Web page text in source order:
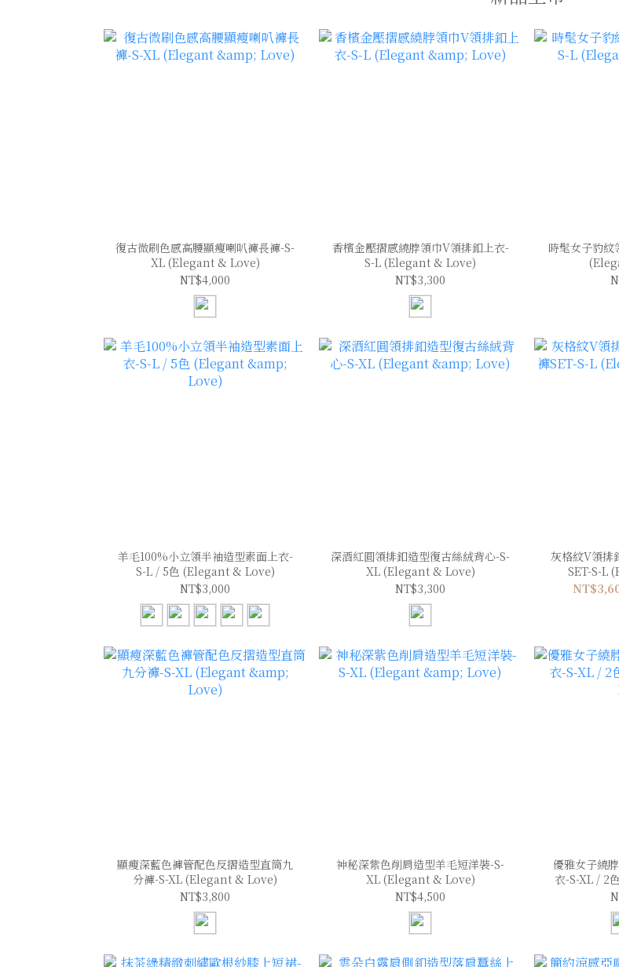
復古微刷色感高腰顯瘦喇叭褲長褲-S-
XL (Elegant & Love)
NT$4,000
香檳金壓摺感繞脖領巾V領排釦上衣-
S-L (Elegant & Love)
NT$3,300
時髦女子豹紋
羊毛100%小立領半袖造型素面上衣-
S-L / 5色 (Elegant & Love)
NT$3,000
深酒紅圓領排釦造型復古絲絨背心-S-
XL (Elegant & Love)
NT$3,300
灰格紋V領排
SET-S-L
顯瘦深藍色褲管配色反摺造型直筒九
分褲-S-XL (Elegant & Love)
NT$3,800
神秘深紫色削肩造型羊毛短洋裝-S-
XL (Elegant & Love)
NT$4,500
優雅女子繞
衣-S-XL / 2